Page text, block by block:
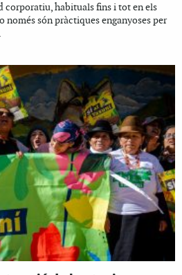
corporatiu, habituals fins i tot en els
només són pràctiques enganyoses per